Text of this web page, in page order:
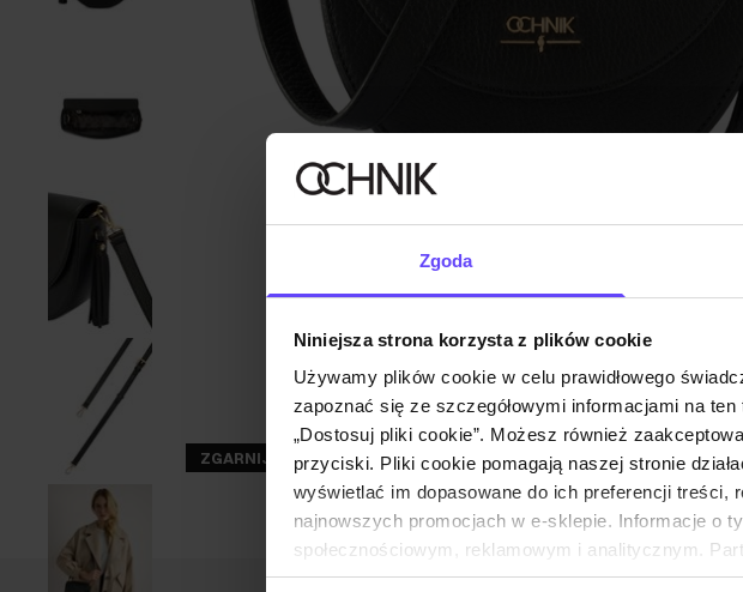
Zgoda
Niniejsza strona korzysta z plików cookie
Używamy plików cookie w celu prawidłowego
zapoznać się ze szczegółowymi informacjami na
„Dostosuj pliki cookie”. Możesz również
przyciski. Pliki cookie pomagają naszej stronie
wyświetlać im dopasowane do ich preferencji treści,
najnowszych promocjach w e-sklepie. Informacje o
społecznościowym, reklamowym i analitycznym.
od Ciebie lub uzyskanymi podczas korzystania z ich
ZGARNIJ -30%